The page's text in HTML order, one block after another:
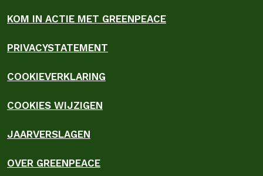
KOM IN ACTIE MET GREENPEACE
PRIVACYSTATEMENT
COOKIEVERKLARING
COOKIES WIJZIGEN
JAARVERSLAGEN
OVER GREENPEACE